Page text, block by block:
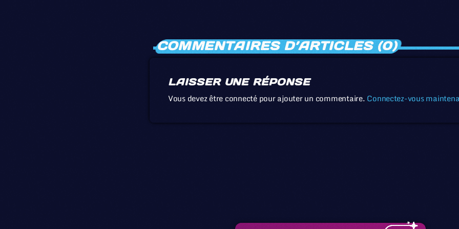
COMMENTAIRES D’ARTICLES (0)
LAISSER UNE RÉPONSE
Vous devez être connecté pour ajouter un commentaire. Connectez-vous